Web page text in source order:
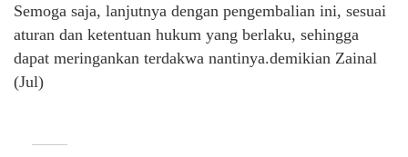
Semoga saja, lanjutnya dengan pengembalian ini, sesuai
aturan dan ketentuan hukum yang berlaku, sehingga
dapat meringankan terdakwa nantinya.demikian Zainal
(Jul)